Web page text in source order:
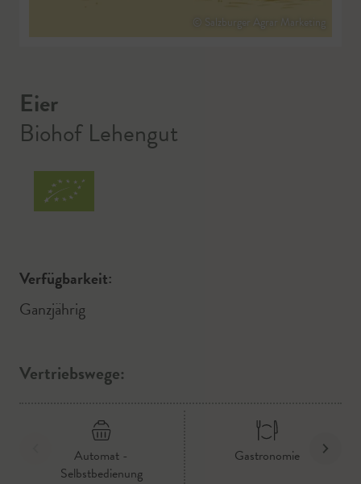
© Salzburger Agrar Marketing
Eier
Biohof Lehengut
Verfügbarkeit:
Ganzjährig
Vertriebswege:
Automat -
Selbstbedienung
Gastronomie